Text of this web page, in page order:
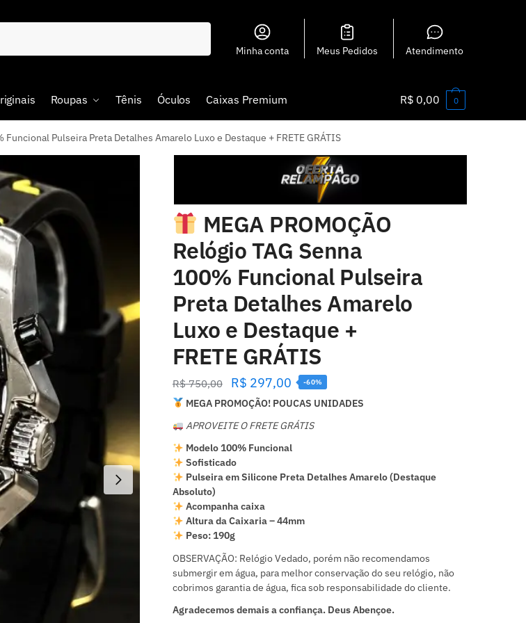
Minha conta Meus Pedidos Atendimento
Roupas Tênis Óculos Caixas Premium R$ 0,00 0
Funcional Pulseira Preta Detalhes Amarelo Luxo e Destaque + FRETE GRÁTIS
MEGA PROMOÇÃO
Relógio TAG Senna
100% Funcional Pulseira
Preta Detalhes Amarelo
Luxo e Destaque +
FRETE GRÁTIS
R$750,00 R$ 297,00 -60%
MEGA PROMOÇÃO! POUCAS UNIDADES
APROVEITE O FRETE GRÁTIS
Modelo 100% Funcional
Sofisticado
Pulseira em Silicone Preta Detalhes Amarelo (Destaque
Absoluto)
Acompanha caixa
Altura da Caixaria – 44mm
Peso: 190g
OBSERVAÇÃO: Relógio Vedado, porém não recomendamos
submergir em água, para melhor conservação do seu relógio, não
cobrimos garantia de água, fica sob responsabilidade do cliente.
Agradecemos demais a confiança. Deus Abençoe.